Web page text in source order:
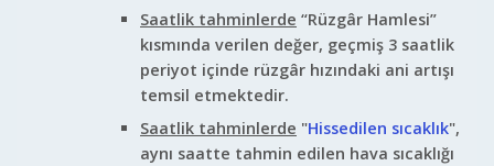
Saatlik tahminlerde “Rüzgâr Hamlesi”
kısmında verilen değer, geçmiş 3 saatlik
periyot içinde rüzgâr hızındaki ani artışı
temsil etmektedir.
Saatlik tahminlerde "Hissedilen sıcaklık",
aynı saatte tahmin edilen hava sıcaklığı